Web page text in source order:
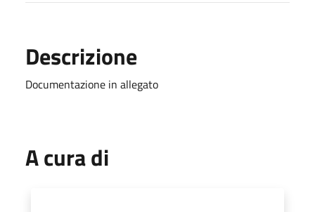
Descrizione
Documentazione in allegato
A cura di